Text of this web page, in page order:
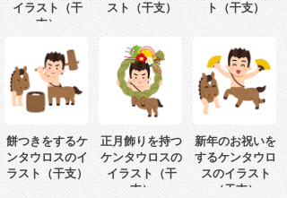
イラスト（干
支）
スト（干支）
ト（干支）
餅つきをするケ
ンタウロスのイ
ラスト（干支）
正月飾りを持つ
ケンタウロスの
イラスト（干
支）
新年のお祝いを
するケンタウロ
スのイラスト
（干支）